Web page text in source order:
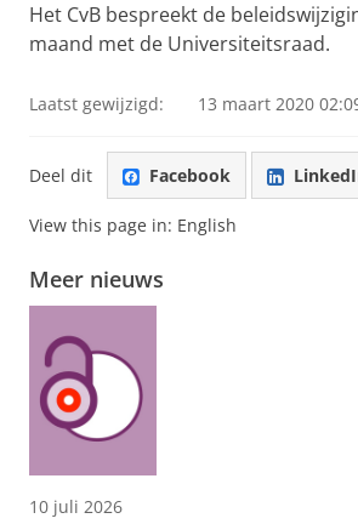
Het CvB bespreekt de
maand met de Universiteitsraad.
Laatst gewijzigd: 13 maart 2020
Deel dit Facebook
View this page in: English
Meer nieuws
10 juli 2026